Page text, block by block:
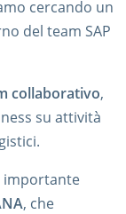
cercando un
del team SAP
collaborativo,
su attività
importante
, che